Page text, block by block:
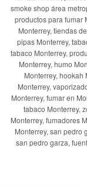
smoke shop área
productos para fumar
Monterrey, tiendas
pipas Monterrey,
tabaco Monterrey,
Monterrey, humo
Monterrey, hookah
Monterrey,
Monterrey, fumar en
tabaco Monterrey,
Monterrey, fumadores
Monterrey, san pedro
san pedro garza,